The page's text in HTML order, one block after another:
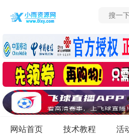
网站首页 技术教程 活